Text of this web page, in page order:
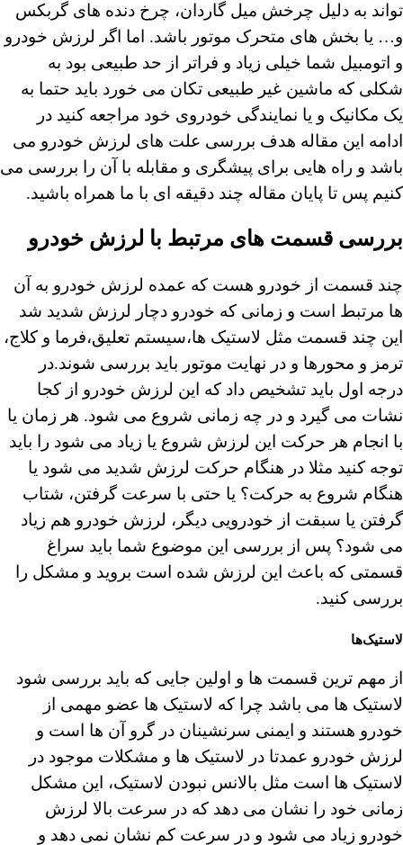
تواند به دلیل چرخش میل گاردان، چرخ دنده های گربکس
و… یا بخش های متحرک موتور باشد. اما اگر لرزش خودرو
و اتومبیل شما خیلی زیاد و فراتر از حد طبیعی بود به
شکلی که ماشین غیر طبیعی تکان می خورد باید حتما به
یک مکانیک و یا نمایندگی خودروی خود مراجعه کنید در
ادامه این مقاله هدف بررسی علت های لرزش خودرو می
باشد و راه هایی برای پیشگری و مقابله با آن را بررسی می
کنیم پس تا پایان مقاله چند دقیقه ای با ما همراه باشید.
بررسی قسمت های مرتبط با لرزش خودرو
چند قسمت از خودرو هست که عمده لرزش خودرو به آن
ها مرتبط است و زمانی که خودرو دچار لرزش شدید شد
این چند قسمت مثل لاستیک ها،سیستم تعلیق،فرما و کلاج،
ترمز و محورها و در نهایت موتور باید بررسی شوند.در
درجه اول باید تشخیص داد که این لرزش خودرو از کجا
نشات می گیرد و در چه زمانی شروع می شود. هر زمان یا
با انجام هر حرکت این لرزش شروع یا زیاد می شود را باید
توجه کنید مثلا در هنگام حرکت لرزش شدید می شود یا
هنگام شروع به حرکت؟ یا حتی با سرعت گرفتن، شتاب
گرفتن یا سبقت از خودرویی دیگر، لرزش خودرو هم زیاد
می شود؟ پس از بررسی این موضوع شما باید سراغ
قسمتی که باعث این لرزش شده است بروید و مشکل را
بررسی کنید.
لاستیک‌ها
از مهم ترین قسمت ها و اولین جایی که باید بررسی شود
لاستیک ها می باشد چرا که لاستیک ها عضو مهمی از
خودرو هستند و ایمنی سرنشینان در گرو آن ها است و
لرزش خودرو عمدتا در لاستیک ها و مشکلات موجود در
لاستیک ها است مثل بالانس نبودن لاستیک، این مشکل
زمانی خود را نشان می دهد که در سرعت بالا لرزش
خودرو زیاد می شود و در سرعت کم نشان نمی دهد و